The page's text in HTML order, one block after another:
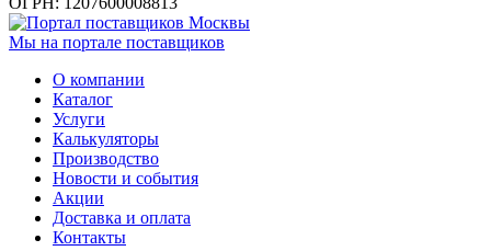
Мы на портале поставщиков
О компании
Каталог
Услуги
Калькуляторы
Производство
Новости и события
Акции
Доставка и оплата
Контакты